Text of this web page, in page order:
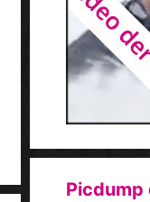
Picdump